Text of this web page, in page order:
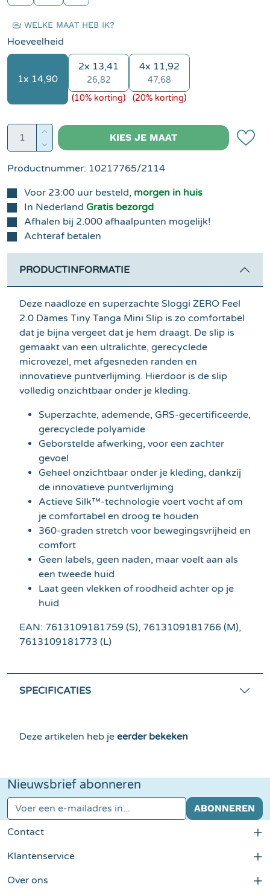
WELKE MAAT HEB IK?
Hoeveelheid
1x 14,90
2x 13,41
26,82
(10% korting)
4x 11,92
47,68
(20% korting)
Producthoeveelheid: Voer de gewenste
KIES JE MAAT
Productnummer: 10217765/2114
Voor 23:00 uur besteld, morgen in huis
In Nederland Gratis bezorgd
Afhalen bij 2.000 afhaalpunten mogelijk!
Achteraf betalen
PRODUCTINFORMATIE
Deze naadloze en superzachte Sloggi ZERO Feel
2.0 Dames Tiny Tanga Mini Slip is zo comfortabel
dat je bijna vergeet dat je hem draagt. De slip is
gemaakt van een ultralichte, gerecyclede
microvezel, met afgesneden randen en
innovatieve puntverlijming. Hierdoor is de slip
volledig onzichtbaar onder je kleding.
Superzachte, ademende, GRS-gecertificeerde,
gerecyclede polyamide
Geborstelde afwerking, voor een zachter
gevoel
Geheel onzichtbaar onder je kleding, dankzij
de innovatieve puntverlijming
Actieve Silk™-technologie voert vocht af om
je comfortabel en droog te houden
360-graden stretch voor bewegingsvrijheid en
comfort
Geen labels, geen naden, maar voelt aan als
een tweede huid
Laat geen vlekken of roodheid achter op je
huid
EAN: 7613109181759 (S), 7613109181766 (M),
7613109181773 (L)
SPECIFICATIES
Deze artikelen heb je eerder bekeken
Nieuwsbrief abonneren
E-mailadres* ABONNEREN
Contact
Klantenservice
Over ons